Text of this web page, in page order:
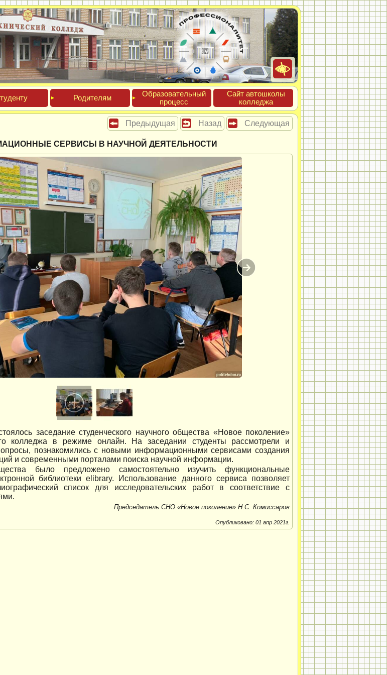
Роди­телям
Обра­зова­тель­ный
про­цесс
Сайт ав­тошко­лы
кол­леджа
Предыдущая Назад Следующая
СЕРВИСЫ В НАУЧНОЙ ДЕЯТЕЛЬНОСТИ
заседание студенческого научного общества «Новое поколение»
колледжа в режиме онлайн. На заседании студенты рассмотрели и
познакомились с новыми информационными сервисами создания
и современными порталами поиска научной информации.
было предложено самостоятельно изучить функциональные
библиотеки elibrary. Использование данного сервиса позволяет
список для исследовательских работ в соответствие с
Председатель СНО «Новое поколение» Н.С. Комиссаров
Опубликовано: 01 апр 2021г.